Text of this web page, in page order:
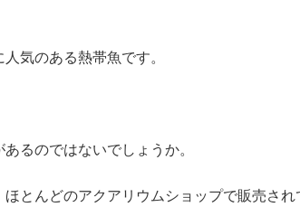
気のある熱帯魚です。
るのではないでしょうか。
とんどのアクアリウムショップで販売され